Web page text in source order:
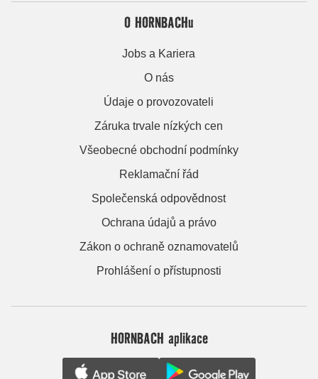
O HORNBACHu
Jobs a Kariera
O nás
Údaje o provozovateli
Záruka trvale nízkých cen
Všeobecné obchodní podmínky
Reklamační řád
Společenská odpovědnost
Ochrana údajů a právo
Zákon o ochraně oznamovatelů
Prohlášení o přístupnosti
HORNBACH aplikace